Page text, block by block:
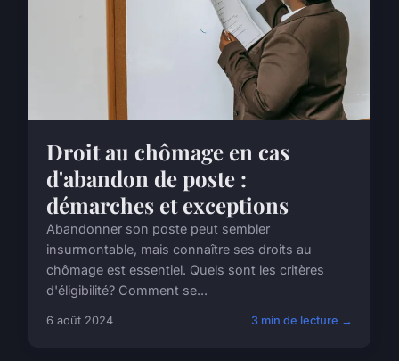
Droit au chômage en cas
d'abandon de poste :
démarches et exceptions
Abandonner son poste peut sembler
insurmontable, mais connaître ses droits au
chômage est essentiel. Quels sont les critères
d'éligibilité? Comment se...
6 août 2024 3 min de lecture →